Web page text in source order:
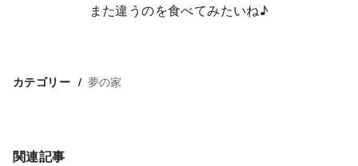
また違うのを食べてみたいね♪
カテゴリー 夢の家
関連記事